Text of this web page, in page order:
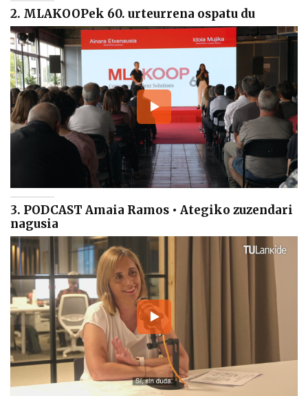
2. MLAKOOPek 60. urteurrena ospatu du
3. PODCAST Amaia Ramos • Ategiko zuzendari
nagusia